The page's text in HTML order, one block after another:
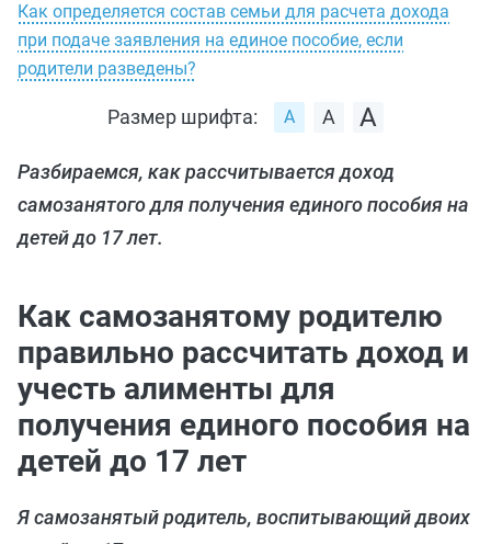
Как определяется состав семьи для расчета дохода
при подаче заявления на единое пособие, если
родители разведены?
Размер шрифта:
Разбираемся, как рассчитывается доход
самозанятого для получения единого пособия на
детей до 17 лет.
Как самозанятому родителю
правильно рассчитать доход и
учесть алименты для
получения единого пособия на
детей до 17 лет
Я самозанятый родитель, воспитывающий двоих